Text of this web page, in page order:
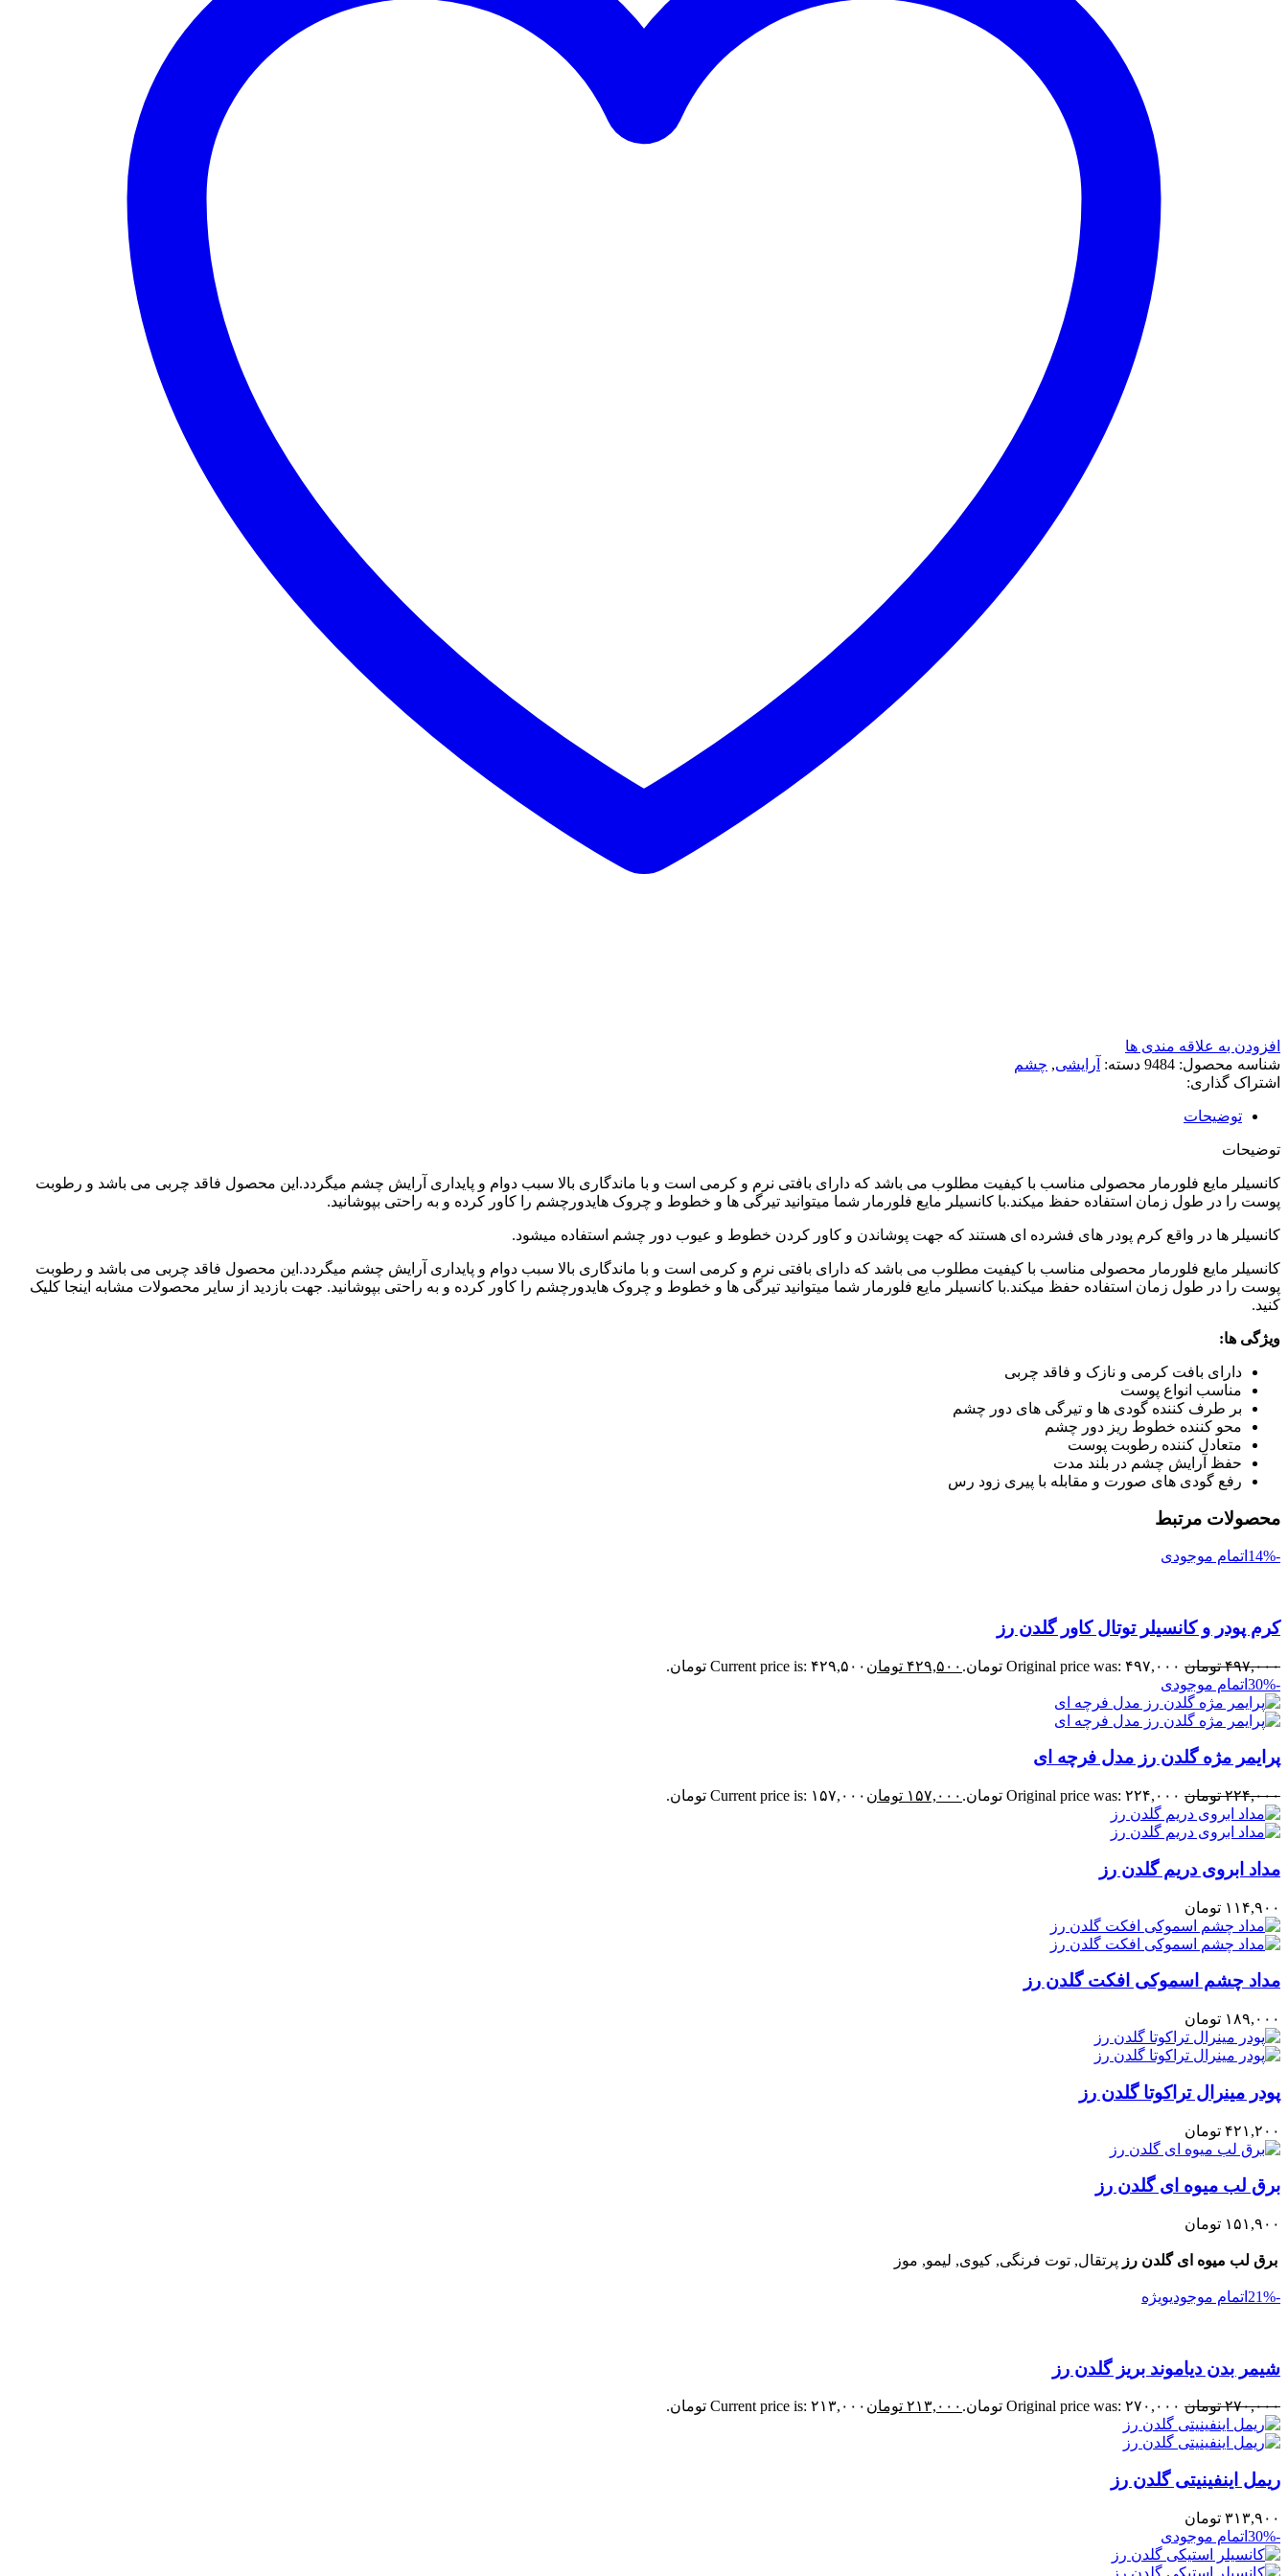
افزودن به علاقه مندی ها
شناسه محصول: 9484 دسته: آرایشی, چشم
اشتراک گذاری:
توضیحات
توضیحات
کانسیلر مایع فلورمار محصولی مناسب با کیفیت مطلوب می باشد که دارای بافتی نرم و کرمی است و با ماندگاری بالا سبب دوام و پایداری آرایش چشم میگردد.این محصول فاقد چربی می باشد و رطوبت
پوست را در طول زمان استفاده حفظ میکند.با کانسیلر مایع فلورمار شما میتوانید تیرگی ها و خطوط و چروک هایدورچشم را کاور کرده و به راحتی بپوشانید.
کانسیلر ها در واقع کرم پودر های فشرده ای هستند که جهت پوشاندن و کاور کردن خطوط و عیوب دور چشم استفاده میشود.
کانسیلر مایع فلورمار محصولی مناسب با کیفیت مطلوب می باشد که دارای بافتی نرم و کرمی است و با ماندگاری بالا سبب دوام و پایداری آرایش چشم میگردد.این محصول فاقد چربی می باشد و رطوبت
پوست را در طول زمان استفاده حفظ میکند.با کانسیلر مایع فلورمار شما میتوانید تیرگی ها و خطوط و چروک هایدورچشم را کاور کرده و به راحتی بپوشانید. جهت بازدید از سایر محصولات مشابه اینجا کلیک
کنید.
ویژگی ها:
دارای بافت کرمی و نازک و فاقد چربی
مناسب انواع پوست
بر طرف کننده گودی ها و تیرگی های دور چشم
محو کننده خطوط ریز دور چشم
متعادل کننده رطوبت پوست
حفظ آرایش چشم در بلند مدت
رفع گودی های صورت و مقابله با پیری زود رس
محصولات مرتبط
-14% اتمام موجودی
کرم پودر و کانسیلر توتال کاور گلدن رز
۴۹۷,۰۰۰ تومان Original price was: ۴۹۷,۰۰۰ تومان. ۴۲۹,۵۰۰ تومان Current price is: ۴۲۹,۵۰۰ تومان.
-30%
اتمام موجودی
پرایمر مژه گلدن رز مدل فرچه ای
۲۲۴,۰۰۰ تومان Original price was: ۲۲۴,۰۰۰ تومان. ۱۵۷,۰۰۰ تومان Current price is: ۱۵۷,۰۰۰ تومان.
مداد ابروی دریم گلدن رز
۱۱۴,۹۰۰ تومان
مداد چشم اسموکی افکت گلدن رز
۱۸۹,۰۰۰ تومان
پودر مینرال تراکوتا گلدن رز
۴۲۱,۲۰۰ تومان
برق لب میوه ای گلدن رز
۱۵۱,۹۰۰ تومان
برق لب میوه ای گلدن رز پرتقال, توت فرنگی, کیوی, لیمو, موز
-21% اتمام موجودیویژه
شیمر بدن دیاموند بریز گلدن رز
۲۷۰,۰۰۰ تومان Original price was: ۲۷۰,۰۰۰ تومان. ۲۱۳,۰۰۰ تومان Current price is: ۲۱۳,۰۰۰ تومان.
ریمل اینفینیتی گلدن رز
۳۱۳,۹۰۰ تومان
-30%
اتمام موجودی